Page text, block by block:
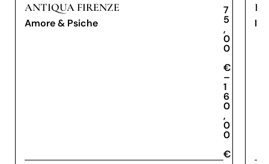
ANTIQUA FIRENZE
Amore & Psiche
7
5
,
0
0
€
–
1
6
0
,
0
0
€